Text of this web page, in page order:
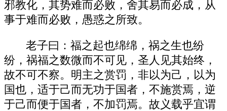
邪教化，其势难而必败，舍其易而必成，从
事于难而必败，愚惑之所致。
老子曰：福之起也绵绵，祸之生也纷
纷，祸福之数微而不可见，圣人见其始终，
故不可不察。明主之赏罚，非以为己，以为
国也，适于己而无功于国者，不施赏焉，逆
于己而便于国者，不加罚焉。故义载乎宜谓